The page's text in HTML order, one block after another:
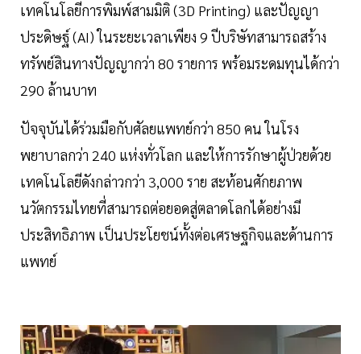
เทคโนโลยีการพิมพ์สามมิติ (3D Printing) และปัญญา
ประดิษฐ์ (AI) ในระยะเวลาเพียง 9 ปีบริษัทสามารถสร้าง
ทรัพย์สินทางปัญญากว่า 80 รายการ พร้อมระดมทุนได้กว่า
290 ล้านบาท
ปัจจุบันได้ร่วมมือกับศัลยแพทย์กว่า 850 คน ในโรง
พยาบาลกว่า 240 แห่งทั่วโลก และให้การรักษาผู้ป่วยด้วย
เทคโนโลยีดังกล่าวกว่า 3,000 ราย สะท้อนศักยภาพ
นวัตกรรมไทยที่สามารถต่อยอดสู่ตลาดโลกได้อย่างมี
ประสิทธิภาพ เป็นประโยชน์ทั้งต่อเศรษฐกิจและด้านการ
แพทย์